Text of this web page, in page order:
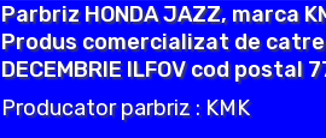
Parbriz HONDA JAZZ, marca
Produs comercializat de
DECEMBRIE ILFOV cod postal
Producator parbriz : KMK